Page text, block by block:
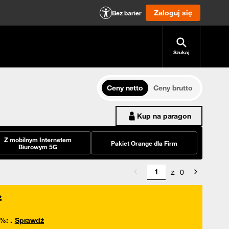
Bez barier Zaloguj się
Szukaj
Ceny netto
Ceny brutto
Kup na paragon
Z mobilnym Internetem
Biurowym 5G
Pakiet Orange dla Firm
z 0
: . Sprawdź